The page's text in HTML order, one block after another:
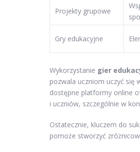
Projekty grupowe
Gry edukacyjne
Wykorzystanie gier
pozwala uczniom uczyć się
dostępne platformy online
i uczniów, szczególnie w
Ostatecznie, kluczem do
pomoże stworzyć